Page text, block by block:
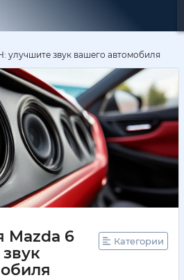
улучшите звук вашего автомобиля
Mazda 6
Категории